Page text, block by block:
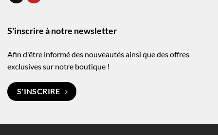
S'inscrire à notre newsletter
Afin d'être informé des nouveautés ainsi que des offres
exclusives sur notre boutique !
S'INSCRIRE